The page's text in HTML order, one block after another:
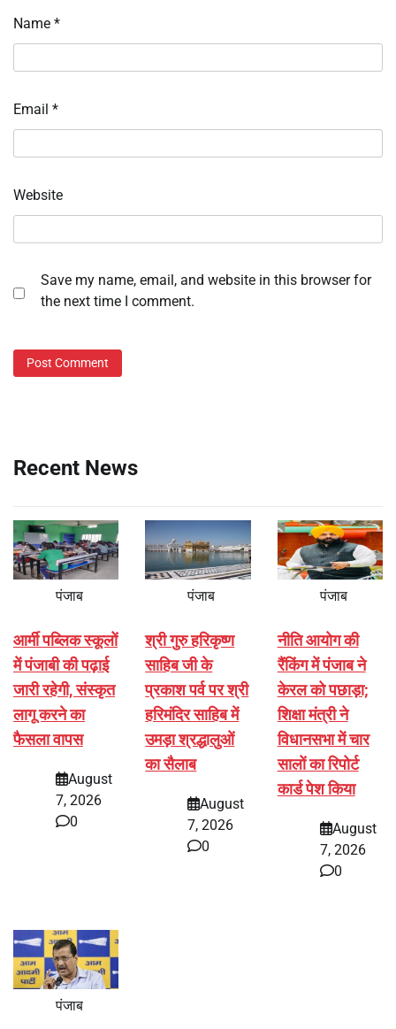
Name *
Email *
Website
Save my name, email, and website in this browser for
the next time I comment.
Recent News
पंजाब
आर्मी पब्लिक स्कूलों
में पंजाबी की पढ़ाई
जारी रहेगी, संस्कृत
लागू करने का
फैसला वापस
August
7, 2026
0
पंजाब
श्री गुरु हरिकृष्ण
साहिब जी के
प्रकाश पर्व पर श्री
हरिमंदिर साहिब में
उमड़ा श्रद्धालुओं
का सैलाब
August
7, 2026
0
पंजाब
नीति आयोग की
रैंकिंग में पंजाब ने
केरल को पछाड़ा;
शिक्षा मंत्री ने
विधानसभा में चार
सालों का रिपोर्ट
कार्ड पेश किया
August
7, 2026
0
पंजाब